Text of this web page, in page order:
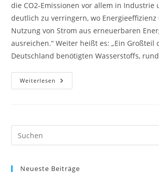
die CO2-Emissionen vor allem in Industrie
deutlich zu verringern, wo
Nutzung von Strom aus erneuerbaren
ausreichen.“ Weiter heißt es: „Ein Großteil
Deutschland benötigten Wasserstoffs,
Weiterlesen Wasserstoff
–
Neueste Beiträge